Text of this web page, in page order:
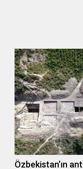
Özbekistan’ın